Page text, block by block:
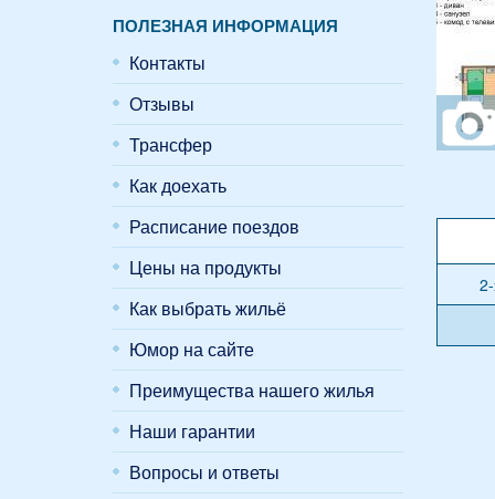
ПОЛЕЗНАЯ ИНФОРМАЦИЯ
Контакты
Отзывы
Трансфер
Как доехать
Расписание поездов
Цены на продукты
Как выбрать жильё
Юмор на сайте
Преимущества нашего жилья
Наши гарантии
Вопросы и ответы